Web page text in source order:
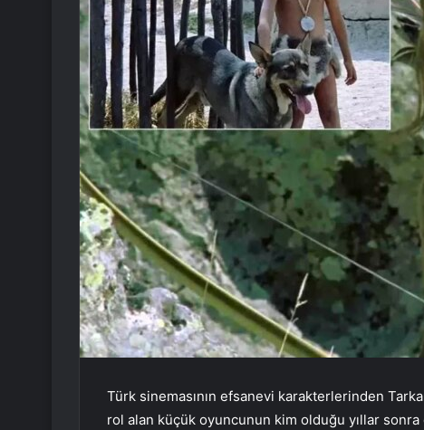
Türk sinemasının efsanevi karakterlerinden
rol alan küçük oyuncunun kim olduğu yıllar sonra